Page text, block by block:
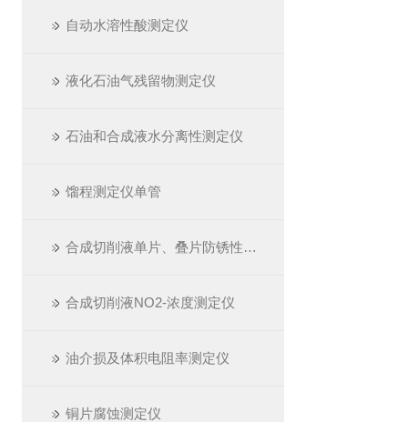
自动水溶性酸测定仪
液化石油气残留物测定仪
石油和合成液水分离性测定仪
馏程测定仪单管
合成切削液单片、叠片防锈性测定仪
合成切削液NO2-浓度测定仪
油介损及体积电阻率测定仪
铜片腐蚀测定仪